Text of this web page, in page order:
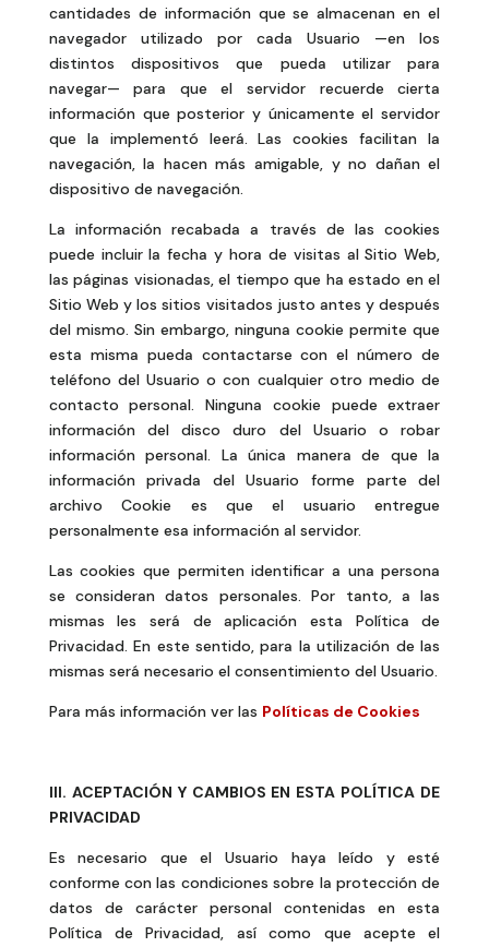
cantidades de información que se almacenan en el
navegador utilizado por cada Usuario —en los
distintos dispositivos que pueda utilizar para
navegar— para que el servidor recuerde cierta
información que posterior y únicamente el servidor
que la implementó leerá. Las cookies facilitan la
navegación, la hacen más amigable, y no dañan el
dispositivo de navegación.
La información recabada a través de las cookies
puede incluir la fecha y hora de visitas al Sitio Web,
las páginas visionadas, el tiempo que ha estado en el
Sitio Web y los sitios visitados justo antes y después
del mismo. Sin embargo, ninguna cookie permite que
esta misma pueda contactarse con el número de
teléfono del Usuario o con cualquier otro medio de
contacto personal. Ninguna cookie puede extraer
información del disco duro del Usuario o robar
información personal. La única manera de que la
información privada del Usuario forme parte del
archivo Cookie es que el usuario entregue
personalmente esa información al servidor.
Las cookies que permiten identificar a una persona
se consideran datos personales. Por tanto, a las
mismas les será de aplicación esta Política de
Privacidad. En este sentido, para la utilización de las
mismas será necesario el consentimiento del Usuario.
Para más información ver las Políticas de Cookies
III. ACEPTACIÓN Y CAMBIOS EN ESTA POLÍTICA DE
PRIVACIDAD
Es necesario que el Usuario haya leído y esté
conforme con las condiciones sobre la protección de
datos de carácter personal contenidas en esta
Política de Privacidad, así como que acepte el